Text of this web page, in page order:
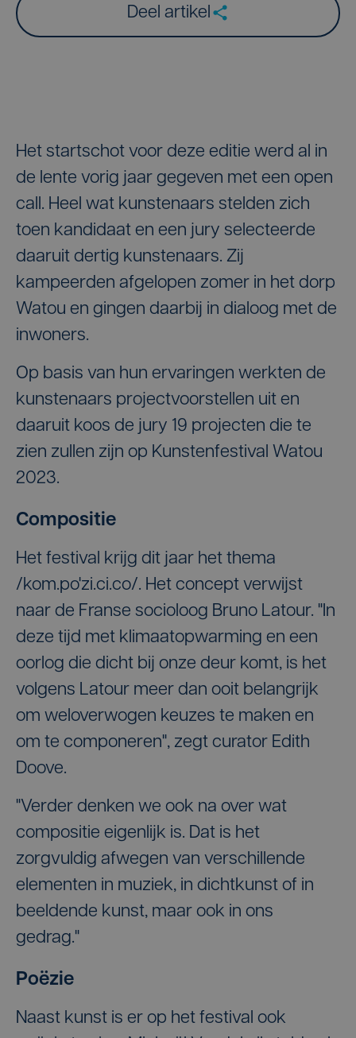
Deel artikel
Het startschot voor deze editie werd al in
de lente vorig jaar gegeven met een open
call. Heel wat kunstenaars stelden zich
toen kandidaat en een jury selecteerde
daaruit dertig kunstenaars. Zij
kampeerden afgelopen zomer in het dorp
Watou en gingen daarbij in dialoog met de
inwoners.
Op basis van hun ervaringen werkten de
kunstenaars projectvoorstellen uit en
daaruit koos de jury 19 projecten die te
zien zullen zijn op Kunstenfestival Watou
2023.
Compositie
Het festival krijg dit jaar het thema
/kom.po'zi.ci.co/. Het concept verwijst
naar de Franse socioloog Bruno Latour. "In
deze tijd met klimaatopwarming en een
oorlog die dicht bij onze deur komt, is het
volgens Latour meer dan ooit belangrijk
om weloverwogen keuzes te maken en
om te componeren", zegt curator Edith
Doove.
"Verder denken we ook na over wat
compositie eigenlijk is. Dat is het
zorgvuldig afwegen van verschillende
elementen in muziek, in dichtkunst of in
beeldende kunst, maar ook in ons
gedrag."
Poëzie
Naast kunst is er op het festival ook